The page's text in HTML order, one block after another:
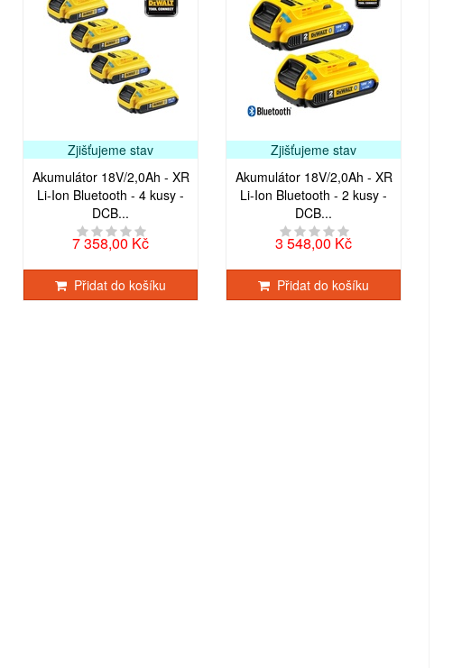
Zjišťujeme stav
Akumulátor 18V/2,0Ah - XR
Li-Ion Bluetooth - 4 kusy -
DCB...
7 358,00 Kč
Přidat do košíku
Zjišťujeme stav
Akumulátor 18V/2,0Ah - XR
Li-Ion Bluetooth - 2 kusy -
DCB...
3 548,00 Kč
Přidat do košíku